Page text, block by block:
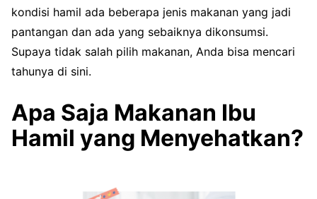
kondisi hamil ada beberapa jenis makanan yang jadi
pantangan dan ada yang sebaiknya dikonsumsi.
Supaya tidak salah pilih makanan, Anda bisa mencari
tahunya di sini.
Apa Saja Makanan Ibu
Hamil yang Menyehatkan?